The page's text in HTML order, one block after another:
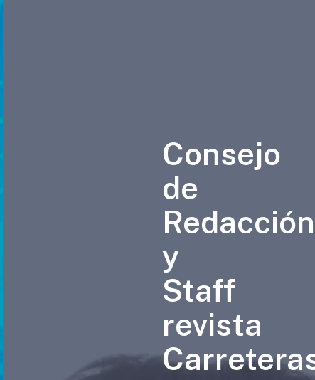
Consejo
de
Redacción
y
Staff
revista